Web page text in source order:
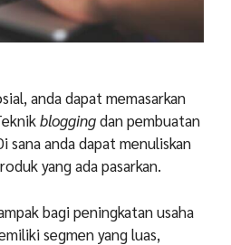
anda dapat memasarkan
bloggingdan pembuatan
sana anda dapat menuliskan
yang ada pasarkan.
bagi peningkatan usaha
segmen yang luas,